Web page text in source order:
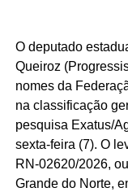
O deputado
Queiroz
nomes da
na classificação
pesquisa Exatus/
sexta-feira (7). O
RN-02620/2026,
Grande do Norte,